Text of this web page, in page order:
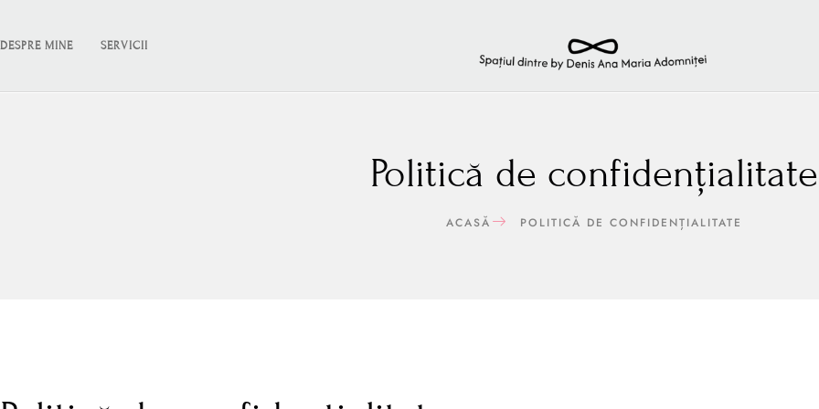
DESPRE MINE SERVICII
Politică de confidențialitate
ACASĂ POLITICĂ DE CONFIDENȚIALITATE